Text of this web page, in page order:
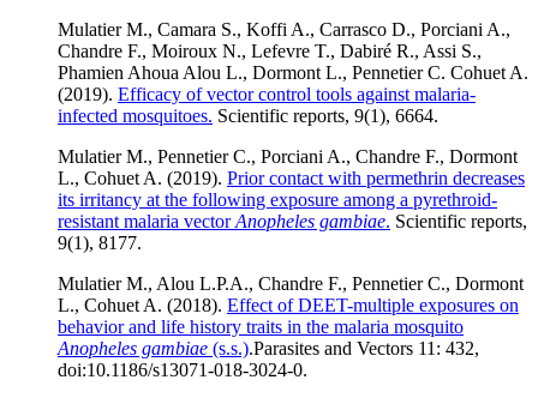
Mulatier M., Camara S., Koffi A., Carrasco D., Porciani A.,
Chandre F., Moiroux N., Lefevre T., Dabiré R., Assi S.,
Phamien Ahoua Alou L., Dormont L., Pennetier C. Cohuet A.
(2019). Efficacy of vector control tools against malaria-
infected mosquitoes. Scientific reports, 9(1), 6664.
Mulatier M., Pennetier C., Porciani A., Chandre F., Dormont
L., Cohuet A. (2019). Prior contact with permethrin decreases
its irritancy at the following exposure among a pyrethroid-
resistant malaria vectorAnopheles gambiae. Scientific reports,
9(1), 8177.
Mulatier M., Alou L.P.A., Chandre F., Pennetier C., Dormont
L., Cohuet A. (2018). Effect of DEET-multiple exposures on
behavior and life history traits in the malaria mosquito
Anopheles gambiae (s.s.).Parasites and Vectors 11: 432,
doi:10.1186/s13071-018-3024-0.